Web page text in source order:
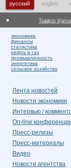
русский english
Тимур
экономика
финансы
статистика
нефть и газ
промышленность
энергетика
сельское хозяйство
Лента новостей
Новости экономики
Интервью /
On-line
Пресс-релизы
Пресс-материалы
Видео
Новости агентства